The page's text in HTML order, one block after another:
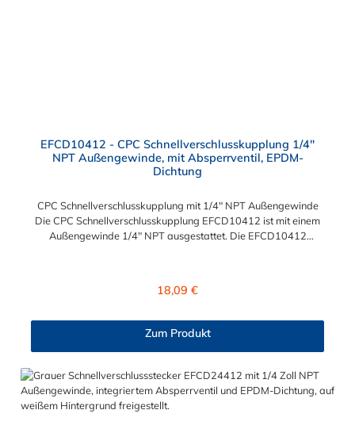
EFCD10412 - CPC Schnellverschlusskupplung 1/4"
NPT Außengewinde, mit Absperrventil, EPDM-
Dichtung
CPC Schnellverschlusskupplung mit 1/4" NPT Außengewinde
Die CPC Schnellverschlusskupplung EFCD10412 ist mit einem
Außengewinde 1/4" NPT ausgestattet. Die EFCD10412
Stecker, hat ein Innenmaß von ≈ 13 mm. Max. Betriebsdruck:
Sie können diese Schnellverschlusskupplung mit allen Steckern
der EFC12- Serie kombinieren.
Regulärer Preis:
18,09 €
Zum Produkt